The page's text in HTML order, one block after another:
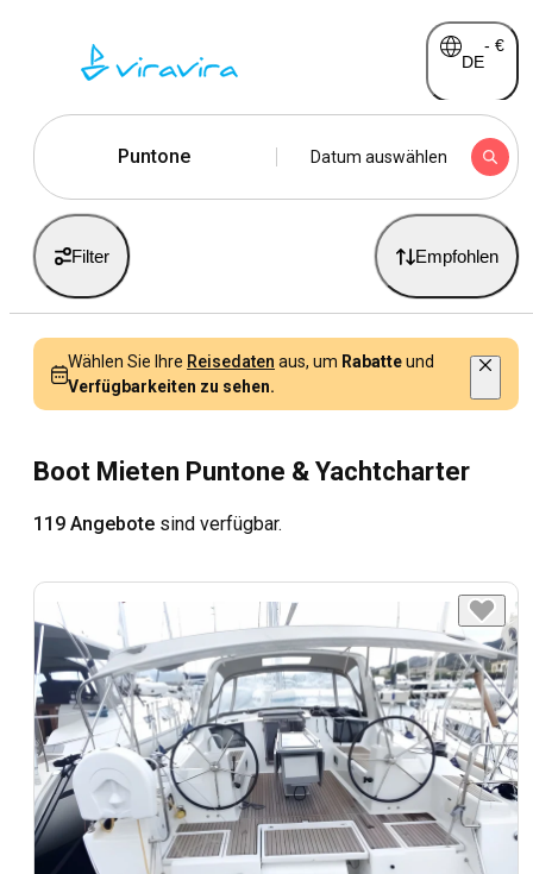
DE
- €
Puntone Datum auswählen
Filter Empfohlen
Wählen Sie Ihre Reisedaten aus, um Rabatteund
Verfügbarkeiten zu sehen.
Boot Mieten Puntone & Yachtcharter
119 Angebote sind verfügbar.